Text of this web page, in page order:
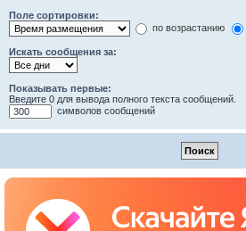
Поле сортировки:
по возрастанию
Искать сообщения за:
Показывать первые:
Введите 0 для вывода полного текста сообщений.
символов сообщений